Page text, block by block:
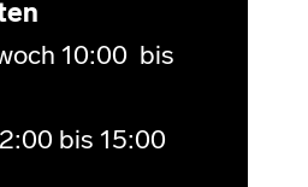
10:00 bis
bis 15:00